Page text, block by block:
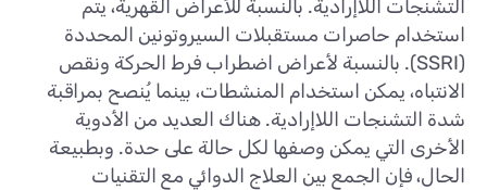
التشنجات اللاإرادية. بالنسبة للأعراض القهرية، يتم
استخدام حاصرات مستقبلات السيروتونين المحددة
(SSRI). بالنسبة لأعراض اضطراب فرط الحركة ونقص
الانتباه، يمكن استخدام المنشطات، بينما يُنصح بمراقبة
شدة التشنجات اللاإرادية. هناك العديد من الأدوية
الأخرى التي يمكن وصفها لكل حالة على حدة. وبطبيعة
الحال، فإن الجمع بين العلاج الدوائي مع التقنيات